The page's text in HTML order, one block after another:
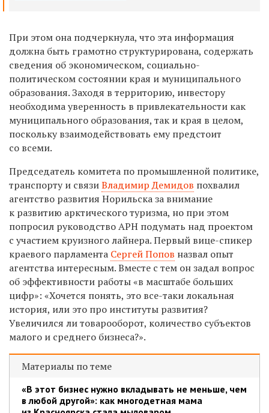
При этом она подчеркнула, что эта информация
должна быть грамотно структурирована, содержать
сведения об экономическом, социально-
политическом состоянии края и муниципального
образования. Заходя в территорию, инвестору
необходима уверенность в привлекательности как
муниципального образования, так и края в целом,
поскольку взаимодействовать ему предстоит
со всеми.
Председатель комитета по промышленной политике,
транспорту и связиВладимир Демидов похвалил
агентство развития Норильска за внимание
к развитию арктического туризма, но при этом
попросил руководство АРН подумать над проектом
с участием круизного лайнера. Первый вице-спикер
краевого парламента Сергей Попов назвал опыт
агентства интересным. Вместе с тем он задал вопрос
об эффективности работы «в масштабе больших
цифр»: «Хочется понять, это все-таки локальная
история, или это про институты развития?
Увеличился ли товарооборот, количество субъектов
малого и среднего бизнеса?».
Материалы по теме
«В этот бизнес нужно вкладывать не меньше, чем
в любой другой»: как многодетная мама